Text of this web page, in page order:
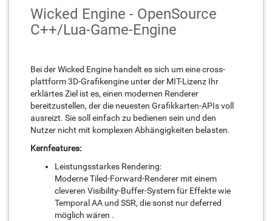
Wicked Engine - OpenSource
C++/Lua-Game-Engine
Bei der Wicked Engine handelt es sich um eine cross-
plattform 3D-Grafikengine unter der MIT-Lizenz Ihr
erklärtes Ziel ist es, einen modernen Renderer
bereitzustellen, der die neuesten Grafikkarten-APIs voll
ausreizt. Sie soll einfach zu bedienen sein und den
Nutzer nicht mit komplexen Abhängigkeiten belasten.
Kernfeatures:
Leistungsstarkes Rendering:
Moderne Tiled-Forward-Renderer mit einem
cleveren Visibility-Buffer-System für Effekte wie
Temporal AA und SSR, die sonst nur deferred
möglich wären .